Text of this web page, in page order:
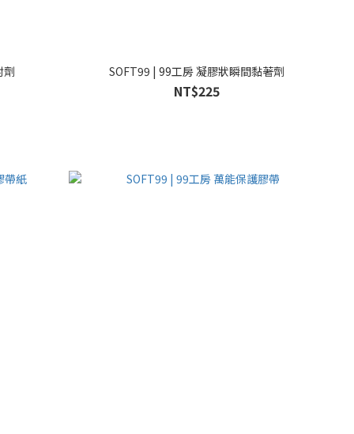
劑 SOFT99 | 99工房 凝膠狀瞬間黏著劑
NT$225